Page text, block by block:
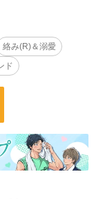
絡み(R)＆溺愛
ド